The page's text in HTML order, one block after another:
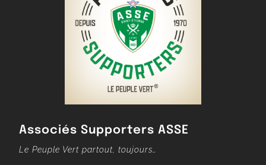
Associés Supporters ASSE
Le Peuple Vert partout, toujours…